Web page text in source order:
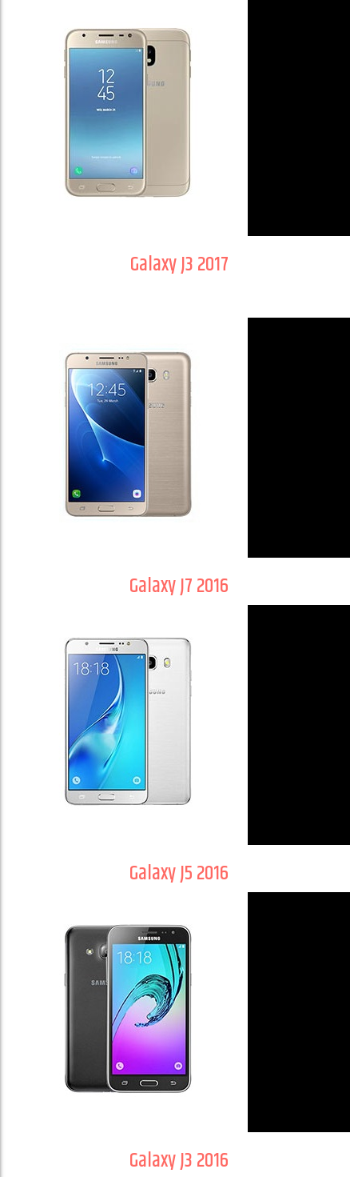
Galaxy J3 2017
Galaxy J7 2016
Galaxy J5 2016
Galaxy J3 2016